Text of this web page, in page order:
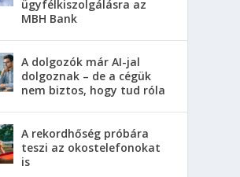
ügyfélkiszolgálásra az
MBH Bank
A dolgozók már AI-jal
dolgoznak – de a cégük
nem biztos, hogy tud róla
A rekordhőség próbára
teszi az okostelefonokat
is